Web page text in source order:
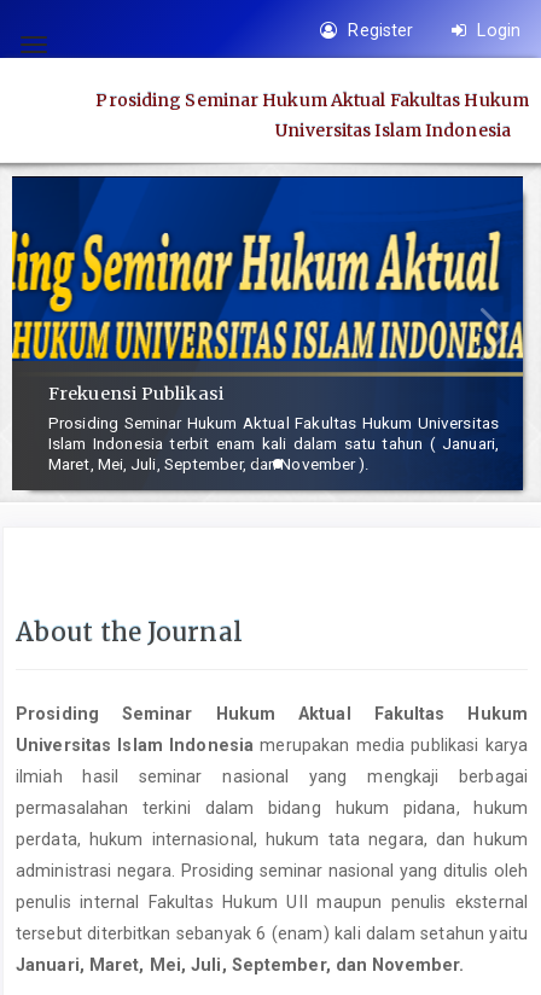
jump
Main
Navigation
Main
Content
Sidebar
Toggle
Register Login
Prosiding Seminar Hukum Aktual Fakultas Hukum
Universitas Islam Indonesia
Frekuensi Publikasi
Prosiding Seminar Hukum Aktual Fakultas Hukum Universitas
Islam Indonesia terbit enam kali dalam satu tahun ( Januari,
Maret, Mei, Juli, September, dan November ).
About the Journal
Prosiding Seminar Hukum Aktual Fakultas Hukum
Universitas Islam Indonesia merupakan media publikasi karya
ilmiah hasil seminar nasional yang mengkaji berbagai
permasalahan terkini dalam bidang hukum pidana, hukum
perdata, hukum internasional, hukum tata negara, dan hukum
administrasi negara. Prosiding seminar nasional yang ditulis oleh
penulis internal Fakultas Hukum UII maupun penulis eksternal
tersebut diterbitkan sebanyak 6 (enam) kali dalam setahun yaitu
Januari, Maret, Mei, Juli, September, dan November.